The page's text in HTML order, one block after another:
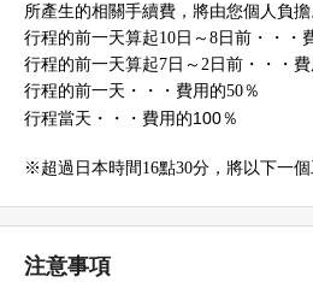
所產生的相關手續費，將由您個人負擔
行程的前一天算起10日～8日前・・・
行程的前一天算起7日～2日前・・・費
行程的前一天・・・費用的50％
行程當天・・・費用的100％
※超過日本時間16點30分，將以下一個
注意事項